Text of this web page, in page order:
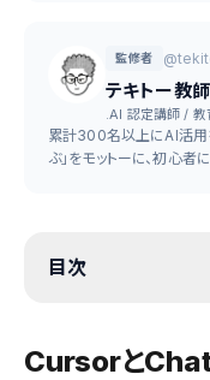
監修者
テキトー教師
.AI 認定講師 /
累計300名以上にAI活用
ぶ」をモットーに、初心者
目次
Cursorと